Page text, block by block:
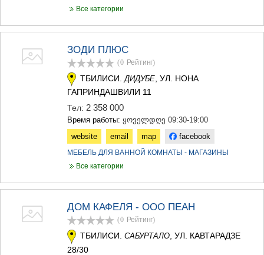
Все категории
ЗОДИ ПЛЮС
(0 Рейтинг)
ТБИЛИСИ. ДИДУБЕ , УЛ. НОНА
ГАПРИНДАШВИЛИ 11
Тел: 2 358 000
Время работы: ყოველდღე 09:30-19:00
website
email map facebook
МЕБЕЛЬ ДЛЯ ВАННОЙ КОМНАТЫ - МАГАЗИНЫ
Все категории
ДОМ КАФЕЛЯ - ООО ПЕАН
(0 Рейтинг)
ТБИЛИСИ. САБУРТАЛО, УЛ. КАВТАРАДЗЕ
28/30